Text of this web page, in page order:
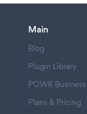
Main
Blog
Plugin Library
POWR Business
Plans & Pricing